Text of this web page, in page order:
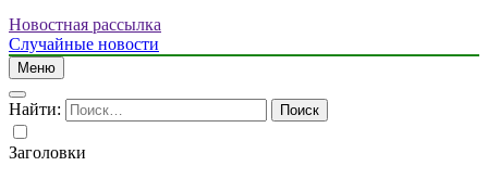
Новостная рассылка
Случайные новости
Меню
Найти:
Заголовки